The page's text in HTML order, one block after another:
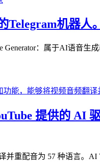
机器人。
：属于AI语音
提供的 AI
重配音为 57 种语言。